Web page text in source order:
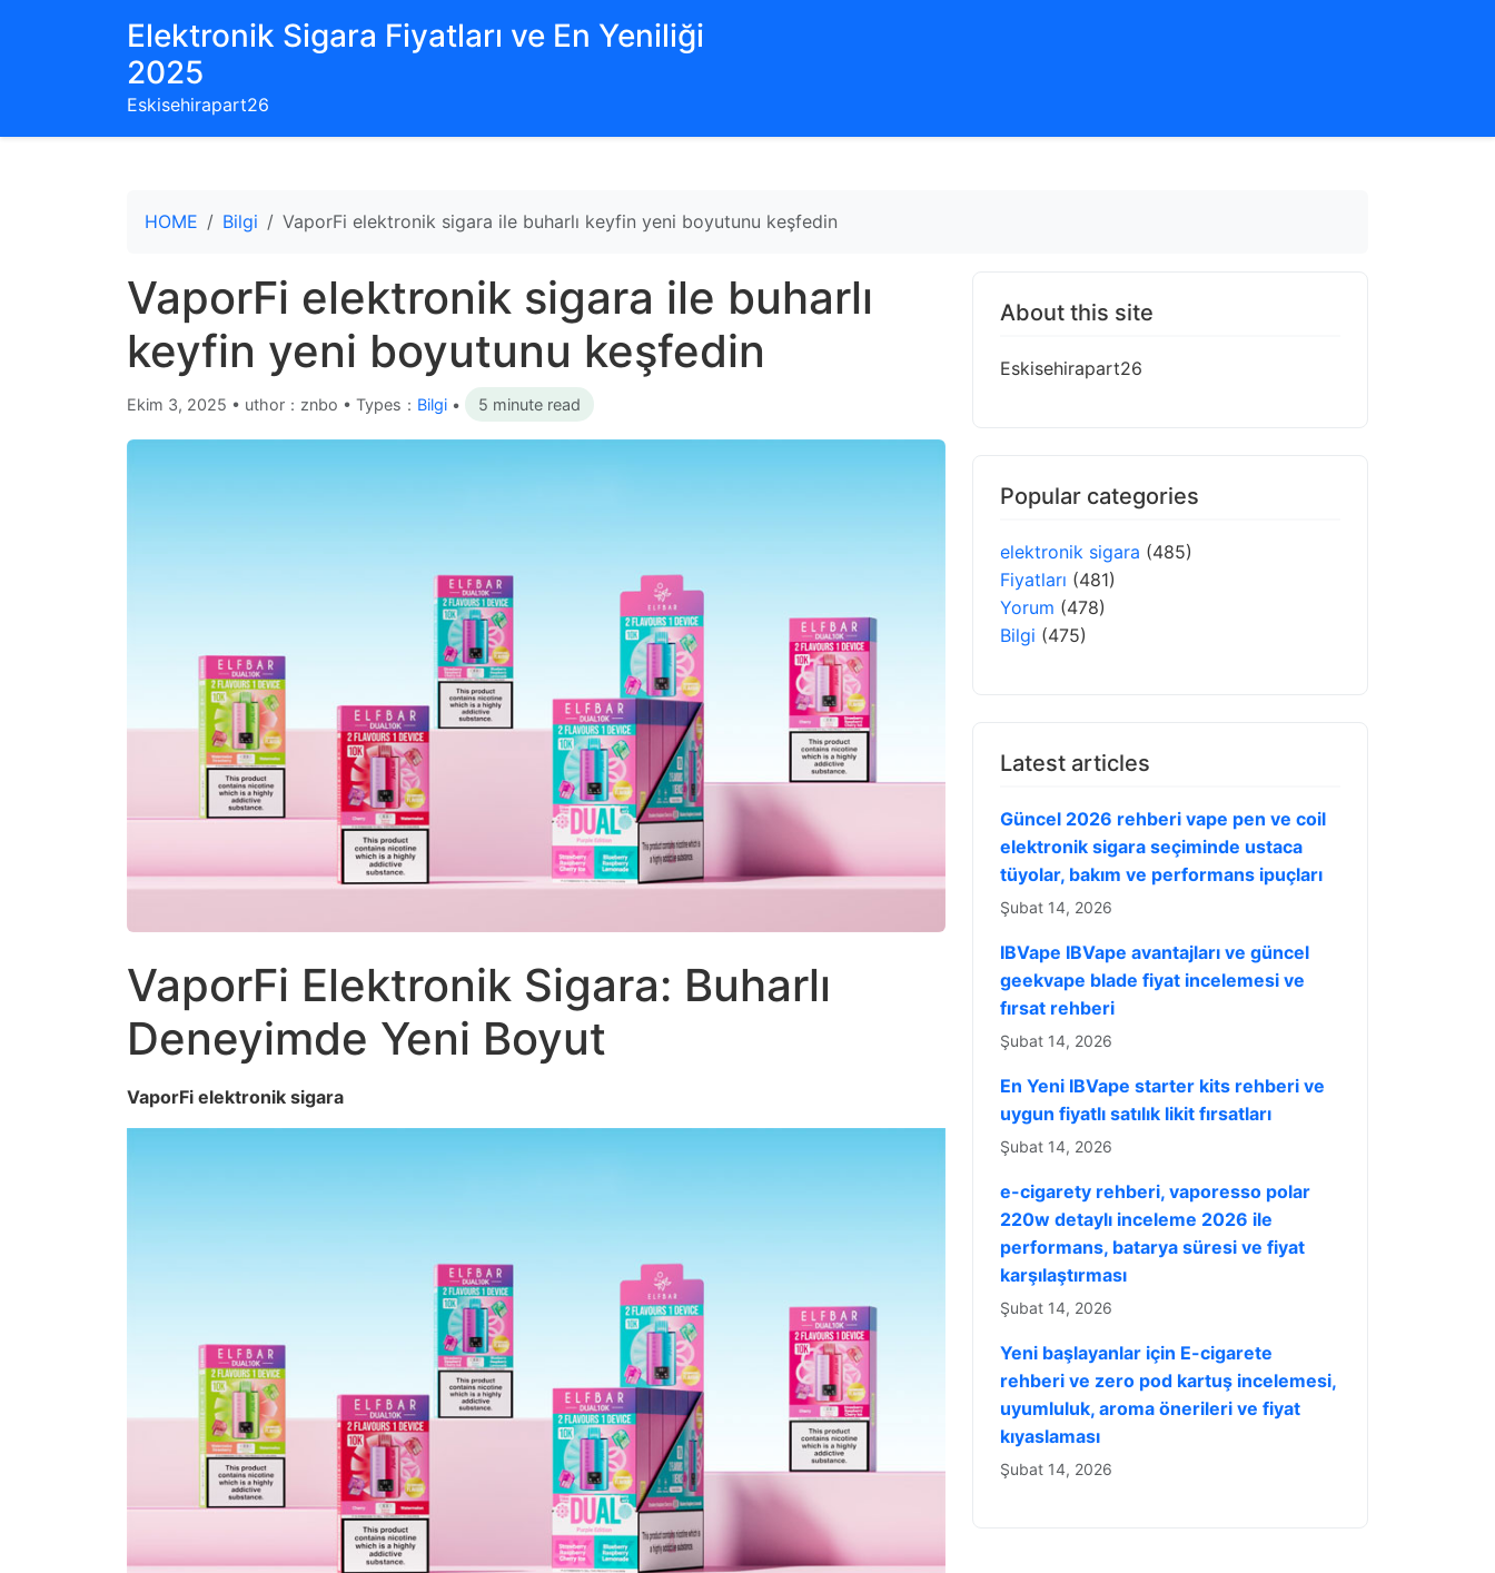
Elektronik Sigara Fiyatları ve En Yeniliği
2025
Eskisehirapart26
HOME Bilgi VaporFi elektronik sigara ile buharlı keyfin yeni boyutunu keşfedin
VaporFi elektronik sigara ile buharlı
keyfin yeni boyutunu keşfedin
Ekim 3, 2025 • uthor：znbo • Types： Bilgi • 5 minute read
VaporFi Elektronik Sigara: Buharlı
Deneyimde Yeni Boyut
VaporFi elektronik sigara
About this site
Eskisehirapart26
Popular categories
elektronik sigara (485)
Fiyatları (481)
Yorum (478)
Bilgi (475)
Latest articles
Güncel 2026 rehberi vape pen ve coil
elektronik sigara seçiminde ustaca
tüyolar, bakım ve performans ipuçları
Şubat 14, 2026
IBVape IBVape avantajları ve güncel
geekvape blade fiyat incelemesi ve
fırsat rehberi
Şubat 14, 2026
En Yeni IBVape starter kits rehberi ve
uygun fiyatlı satılık likit fırsatları
Şubat 14, 2026
e-cigarety rehberi, vaporesso polar
220w detaylı inceleme 2026 ile
performans, batarya süresi ve fiyat
karşılaştırması
Şubat 14, 2026
Yeni başlayanlar için E-cigarete
rehberi ve zero pod kartuş incelemesi,
uyumluluk, aroma önerileri ve fiyat
kıyaslaması
Şubat 14, 2026